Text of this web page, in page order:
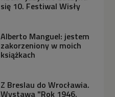
się 10. Festiwal Wisły
Alberto Manguel: jestem
zakorzeniony w moich
książkach
Z Breslau do Wrocławia.
Wystawa "Rok 1946.